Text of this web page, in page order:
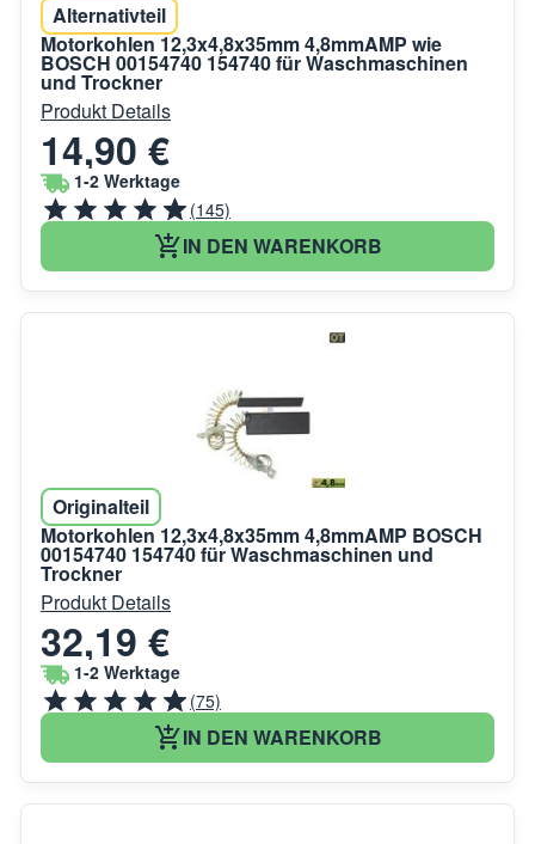
Alternativteil
Motorkohlen 12,3x4,8x35mm 4,8mmAMP wie
BOSCH 00154740 154740 für Waschmaschinen
und Trockner
Produkt Details
14,90 €
1-2 Werktage
(145)
IN DEN WARENKORB
Originalteil
Motorkohlen 12,3x4,8x35mm 4,8mmAMP BOSCH
00154740 154740 für Waschmaschinen und
Trockner
Produkt Details
32,19 €
1-2 Werktage
(75)
IN DEN WARENKORB